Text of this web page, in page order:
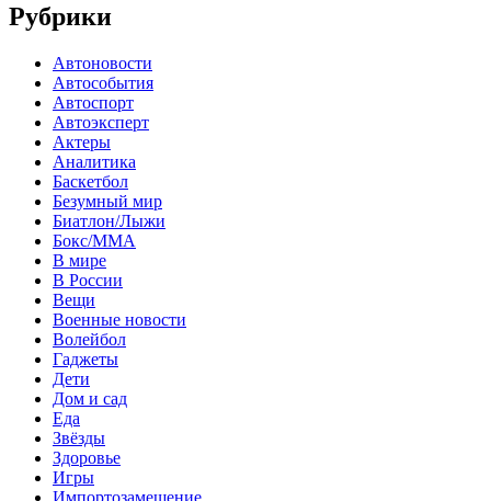
Рубрики
Автоновости
Автособытия
Автоспорт
Автоэксперт
Актеры
Аналитика
Баскетбол
Безумный мир
Биатлон/Лыжи
Бокс/MMA
В мире
В России
Вещи
Военные новости
Волейбол
Гаджеты
Дети
Дом и сад
Еда
Звёзды
Здоровье
Игры
Импортозамещение